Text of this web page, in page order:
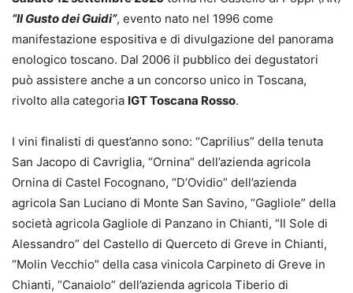
“Il Gusto dei Guidi”, evento nato nel 1996 come
manifestazione espositiva e di divulgazione del panorama
enologico toscano. Dal 2006 il pubblico dei degustatori
può assistere anche a un concorso unico in Toscana,
rivolto alla categoria IGT Toscana Rosso.
I vini finalisti di quest’anno sono: “Caprilius” della tenuta
San Jacopo di Cavriglia, “Ornina” dell’azienda agricola
Ornina di Castel Focognano, “D’Ovidio” dell’azienda
agricola San Luciano di Monte San Savino, “Gagliole” della
società agricola Gagliole di Panzano in Chianti, “Il Sole di
Alessandro” del Castello di Querceto di Greve in Chianti,
“Molin Vecchio” della casa vinicola Carpineto di Greve in
Chianti, “Canaiolo” dell’azienda agricola Tiberio di